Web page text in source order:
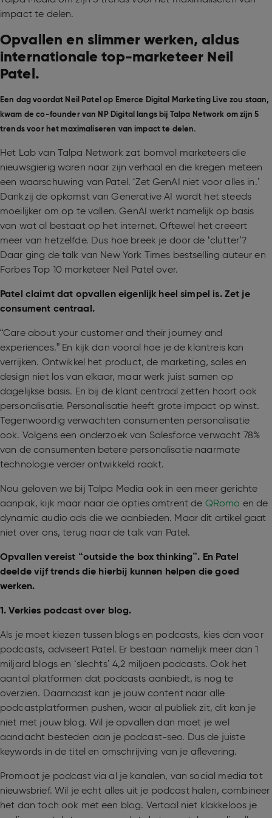
impact te delen.
Opvallen en slimmer werken, aldus
internationale top-marketeer Neil
Patel.
Een dag voordat Neil Patel op Emerce Digital Marketing Live zou staan,
kwam de co-founder van NP Digital langs bij Talpa Network om zijn 5
trends voor het maximaliseren van impact te delen.
Het Lab van Talpa Network zat bomvol marketeers die
nieuwsgierig waren naar zijn verhaal en die kregen meteen
een waarschuwing van Patel. ‘Zet GenAI niet voor alles in.’
Dankzij de opkomst van Generative AI wordt het steeds
moeilijker om op te vallen. GenAI werkt namelijk op basis
van wat al bestaat op het internet. Oftewel het creëert
meer van hetzelfde. Dus hoe breek je door de ‘clutter’?
Daar ging de talk van New York Times bestselling auteur en
Forbes Top 10 marketeer Neil Patel over.
Patel claimt dat opvallen eigenlijk heel simpel is. Zet je
consument centraal.
“Care about your customer and their journey and
experiences.” En kijk dan vooral hoe je de klantreis kan
verrijken. Ontwikkel het product, de marketing, sales en
design niet los van elkaar, maar werk juist samen op
dagelijkse basis. En bij de klant centraal zetten hoort ook
personalisatie. Personalisatie heeft grote impact op winst.
Tegenwoordig verwachten consumenten personalisatie
ook. Volgens een onderzoek van Salesforce verwacht 78%
van de consumenten betere personalisatie naarmate
technologie verder ontwikkeld raakt.
Nou geloven we bij Talpa Media ook in een meer gerichte
aanpak, kijk maar naar de opties omtrent de QRomo en de
dynamic audio ads die we aanbieden. Maar dit artikel gaat
niet over ons, terug naar de talk van Patel.
Opvallen vereist “outside the box thinking”. En Patel
deelde vijf trends die hierbij kunnen helpen die goed
werken.
1. Verkies podcast over blog.
Als je moet kiezen tussen blogs en podcasts, kies dan voor
podcasts, adviseert Patel. Er bestaan namelijk meer dan 1
miljard blogs en ‘slechts’ 4,2 miljoen podcasts. Ook het
aantal platformen dat podcasts aanbiedt, is nog te
overzien. Daarnaast kan je jouw content naar alle
podcastplatformen pushen, waar al publiek zit, dit kan je
niet met jouw blog. Wil je opvallen dan moet je wel
aandacht besteden aan je podcast-seo. Dus de juiste
keywords in de titel en omschrijving van je aflevering.
Promoot je podcast via al je kanalen, van social media tot
nieuwsbrief. Wil je echt alles uit je podcast halen, combineer
het dan toch ook met een blog. Vertaal niet klakkeloos je